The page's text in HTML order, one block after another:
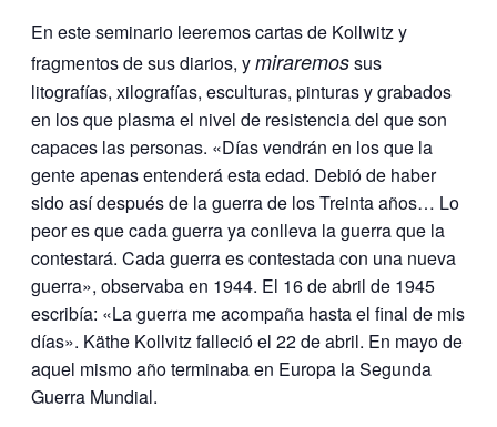
En este seminario leeremos cartas de Kollwitz y
fragmentos de sus diarios, ymiraremossus
litografías, xilografías, esculturas, pinturas y grabados
en los que plasma el nivel de resistencia del que son
capaces las personas. «Días vendrán en los que la
gente apenas entenderá esta edad. Debió de haber
sido así después de la guerra de los Treinta años… Lo
peor es que cada guerra ya conlleva la guerra que la
contestará. Cada guerra es contestada con una nueva
guerra», observaba en 1944. El 16 de abril de 1945
escribía: «La guerra me acompaña hasta el final de mis
días». Käthe Kollvitz falleció el 22 de abril. En mayo de
aquel mismo año terminaba en Europa la Segunda
Guerra Mundial.